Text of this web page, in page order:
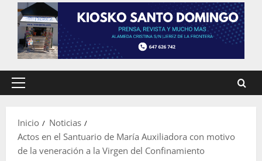
Menú
Inicio
Noticias
Actos en el Santuario de María Auxiliadora con motivo
de la veneración a la Virgen del Confinamiento